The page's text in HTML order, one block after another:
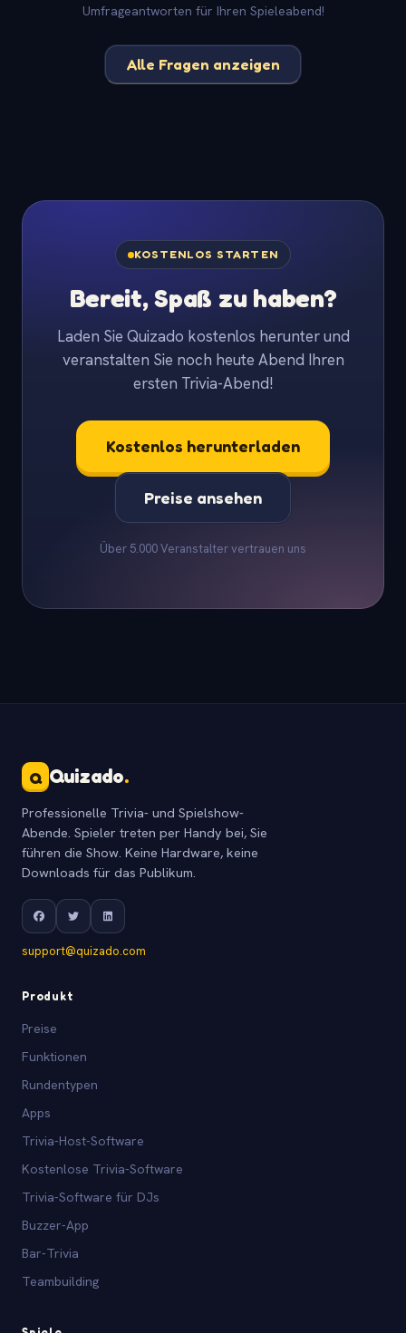
Umfrageantworten für Ihren Spieleabend!
Alle Fragen anzeigen
KOSTENLOS STARTEN
Bereit, Spaß zu haben?
Laden Sie Quizado kostenlos herunter und
veranstalten Sie noch heute Abend Ihren
ersten Trivia-Abend!
Kostenlos herunterladen
Preise ansehen
Über 5.000 Veranstalter vertrauen uns
Q Quizado.
Professionelle Trivia- und Spielshow-
Abende. Spieler treten per Handy bei, Sie
führen die Show. Keine Hardware, keine
Downloads für das Publikum.
support@quizado.com
Produkt
Preise
Funktionen
Rundentypen
Apps
Trivia-Host-Software
Kostenlose Trivia-Software
Trivia-Software für DJs
Buzzer-App
Bar-Trivia
Teambuilding